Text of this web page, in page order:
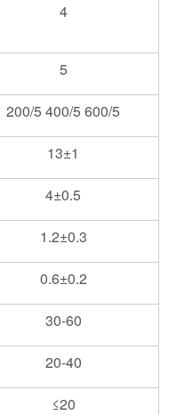
4
5
200/5 400/5 600/5
13±1
4±0.5
1.2±0.3
0.6±0.2
30-60
20-40
≤20